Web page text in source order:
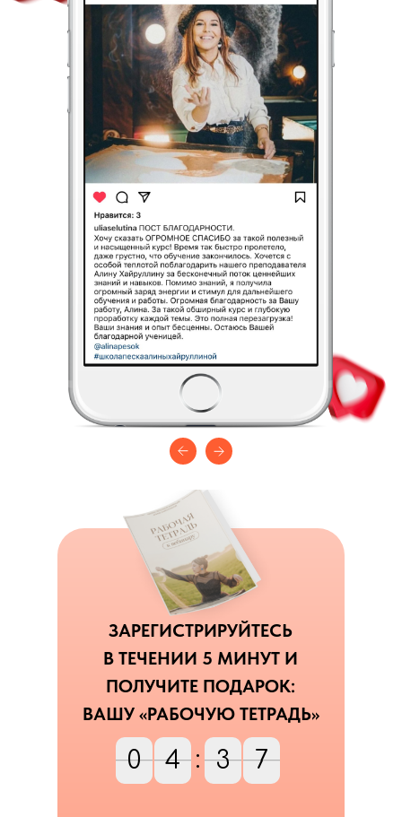
0
0 5
4
4
5 : 4
3
3
4 6
5
5
6
ЗАРЕГИСТРИРУЙТЕСЬ
В ТЕЧЕНИИ 5 МИНУТ И
ПОЛУЧИТЕ ПОДАРОК:
ВАШУ «РАБОЧУЮ ТЕТРАДЬ»